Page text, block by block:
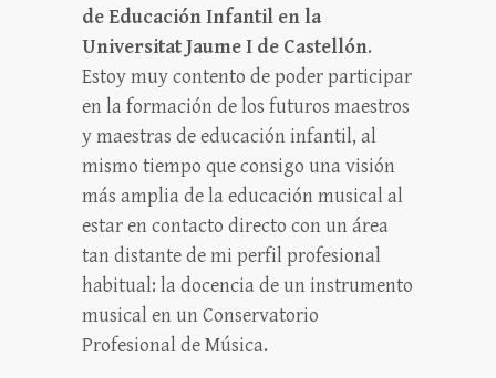
de Educación Infantil en la
Universitat Jaume I de Castellón.
Estoy muy contento de poder participar
en la formación de los futuros maestros
y maestras de educación infantil, al
mismo tiempo que consigo una visión
más amplia de la educación musical al
estar en contacto directo con un área
tan distante de mi perfil profesional
habitual: la docencia de un instrumento
musical en un Conservatorio
Profesional de Música.